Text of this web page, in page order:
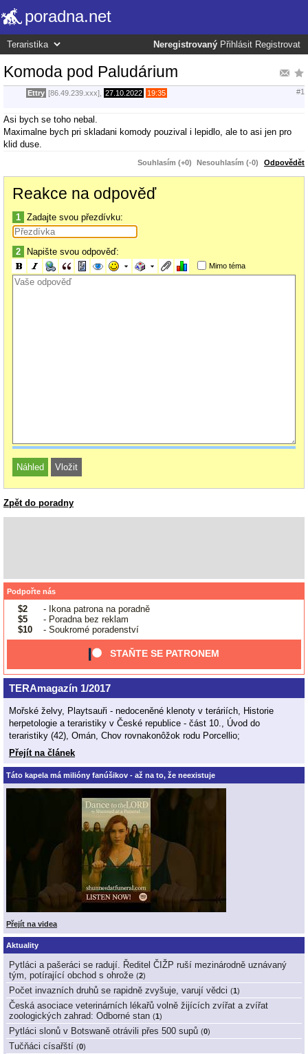
poradna.net
Neregistrovaný Přihlásit Registrovat
Komoda pod Paludárium
Ettry [86.49.239.xxx], 27.10.2022 19:35 #1
Asi bych se toho nebal.
Maximalne bych pri skladani komody pouzival i lepidlo, ale to asi jen pro
klid duse.
Souhlasím (+0) Nesouhlasím (-0) Odpovědět
Reakce na odpověď
1 Zadajte svou přezdívku:
2 Napište svou odpověď:
Mimo téma
Zpět do poradny
Podpořte nás
$2
- Ikona patrona na poradně
$5
- Poradna bez reklam
$10
- Soukromé poradenství
STAŇTE SE PATRONEM
TERAmagazín 1/2017
Mořské želvy, Playtsauři - nedoceněné klenoty v teráriích, Historie
herpetologie a teraristiky v České republice - část 10., Úvod do
teraristiky (42), Omán, Chov rovnakonôžok rodu Porcellio;
Přejít na článek
Táto kapela má milióny fanúšikov - až na to, že neexistuje
Přejít na videa
Aktuality
Pytláci a pašeráci se radují. Ředitel ČIŽP ruší mezinárodně uznávaný
tým, potírající obchod s ohrože (2)
Počet invazních druhů se rapidně zvyšuje, varují vědci (1 )
Česká asociace veterinárních lékařů volně žijících zvířat a zvířat
zoologických zahrad: Odborné stan (1 )
Pytláci slonů v Botswaně otrávili přes 500 supů (0)
Tučňáci císařští (0)